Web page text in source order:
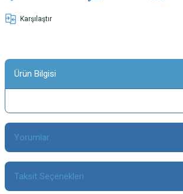
Karşılaştır
Ürün Bilgisi
Yorumlar
Bu ürüne ilk yorumu siz yapın!
Taksit Seçenekleri